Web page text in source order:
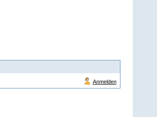
Anmelden